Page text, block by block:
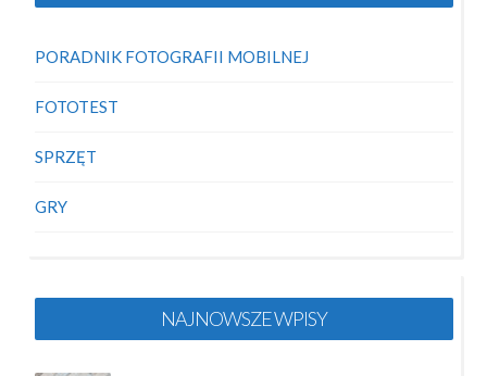
PORADNIK FOTOGRAFII MOBILNEJ
FOTOTEST
SPRZĘT
GRY
NAJNOWSZE WPISY